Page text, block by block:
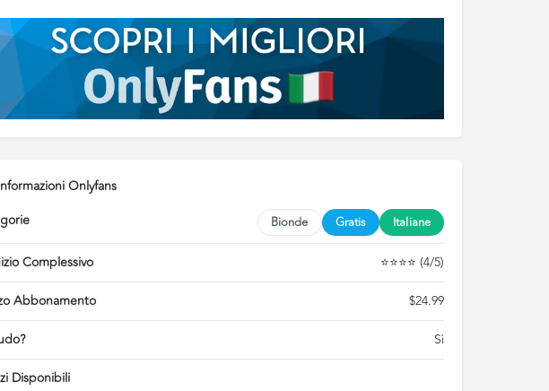
Onlyfans
Bionde Gratis Italiane
Complessivo ⭐⭐⭐⭐ (4/5)
Abbonamento $24.99
Sì
Disponibili